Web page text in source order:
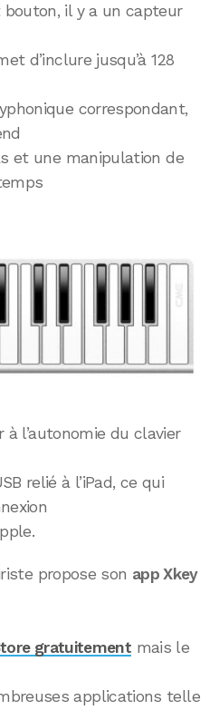
il y a un capteur
d’inclure jusqu’à 128
correspondant,
et une manipulation de
l’autonomie du clavier
relié à l’iPad, ce qui
propose son app Xkey
gratuitement mais le
applications telle